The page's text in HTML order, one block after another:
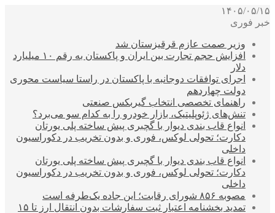
۱۴۰۵/۰۵/۱۵
خبر فوری
وزیر صمت عازم قرقیزستان شد
افزایش حجم تجارت بین ایران و پاکستان به رقم ۱۰ میلیارد
دلار
اجرای توافقات دوجانبه با پاکستان در راستا سیاست محوری
دولت چهاردهم
راهنمای تخصصی انتخاب گیربکس صنعتی
تنش‌های ژئوپلیتیک، بازار خودرو را به کدام سو می‌برد؟
انواع قاب بندی دیوار با گچبری پیش ساخته پلی یورتان
دکارت؛ تحولی لوکس، فوری و بدون تخریب در دکوراسیون
داخلی
انواع قاب بندی دیوار با گچبری پیش ساخته پلی یورتان
دکارت؛ تحولی لوکس، فوری و بدون تخریب در دکوراسیون
داخلی
مصوبه ۸۵۶ شورای رقابت؛ این جاده یک‌طرفه است
تمدید بخشنامه اعتبار ثبت سفارشات بدون انتقال ارز تا ۱۵